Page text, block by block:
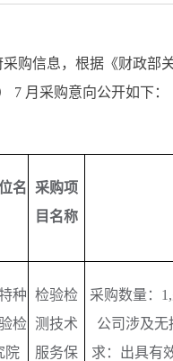
信息，根据《财政部关
7 月采购意向公开如下：
名
采购项
目名称
种
检
院
检验检
测技术
服务保
采购数量：
公司涉及无
求：出具有